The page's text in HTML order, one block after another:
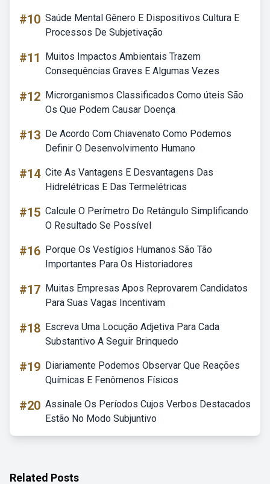
#10 Saúde Mental Gênero E Dispositivos Cultura E
Processos De Subjetivação
#11
Muitos Impactos Ambientais Trazem
Consequências Graves E Algumas Vezes
#12 Microrganismos Classificados Como úteis São
Os Que Podem Causar Doença
#13 De Acordo Com Chiavenato Como Podemos
Definir O Desenvolvimento Humano
#14 Cite As Vantagens E Desvantagens Das
Hidrelétricas E Das Termelétricas
#15 Calcule O Perímetro Do Retângulo Simplificando
O Resultado Se Possível
#16 Porque Os Vestígios Humanos São Tão
Importantes Para Os Historiadores
#17 Muitas Empresas Apos Reprovarem Candidatos
Para Suas Vagas Incentivam
#18 Escreva Uma Locução Adjetiva Para Cada
Substantivo A Seguir Brinquedo
#19 Diariamente Podemos Observar Que Reações
Químicas E Fenômenos Físicos
#20 Assinale Os Períodos Cujos Verbos Destacados
Estão No Modo Subjuntivo
Related Posts